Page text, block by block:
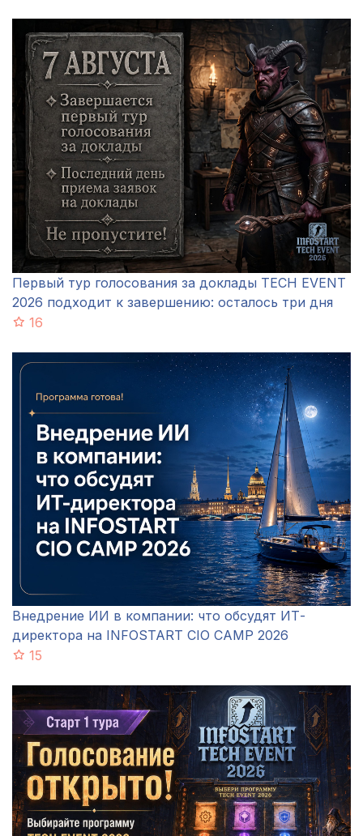
Первый тур голосования за доклады TECH EVENT
2026 подходит к завершению: осталось три дня
16
Внедрение ИИ в компании: что обсудят ИТ-
директора на INFOSTART CIO CAMP 2026
15